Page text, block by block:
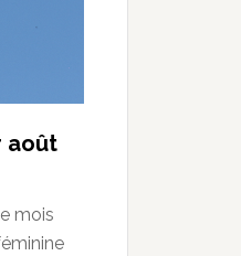
août
mois